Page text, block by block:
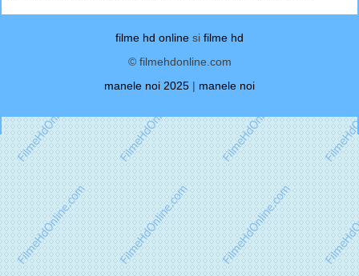
filme hd online si filme hd
© filmehdonline.com
manele noi 2025 | manele noi